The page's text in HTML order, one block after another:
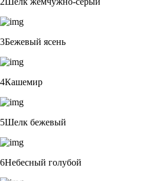
3Бежевый ясень
4Кашемир
5Шелк бежевый
6Небесный голубой